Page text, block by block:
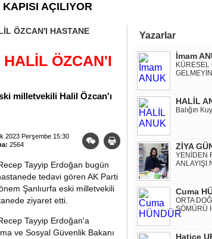
AÇILIYOR
ÖZCAN'I HASTANE
ÖZCAN'I
milletvekili Halil Özcan'ı
2023 Perşembe 15:30
2564
Tayyip Erdoğan bugün
tedavi gören AK Parti
Şanlıurfa eski milletvekili
ziyaret etti.
Tayyip Erdoğan'a
ve Sosyal Güvenlik Bakanı
Yazarlar
İmam
KÜRESEL
HALİL
Balığın
ZİYA
YENİDEN
ANLAYIŞI
Cuma
ORTA
SÖMÜRÜ
Hatice